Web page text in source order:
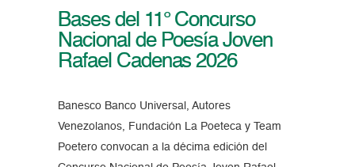
Bases del 11° Concurso
Nacional de Poesía Joven
Rafael Cadenas 2026
Banesco Banco Universal, Autores
Venezolanos, Fundación La Poeteca y Team
Poetero convocan a la décima edición del